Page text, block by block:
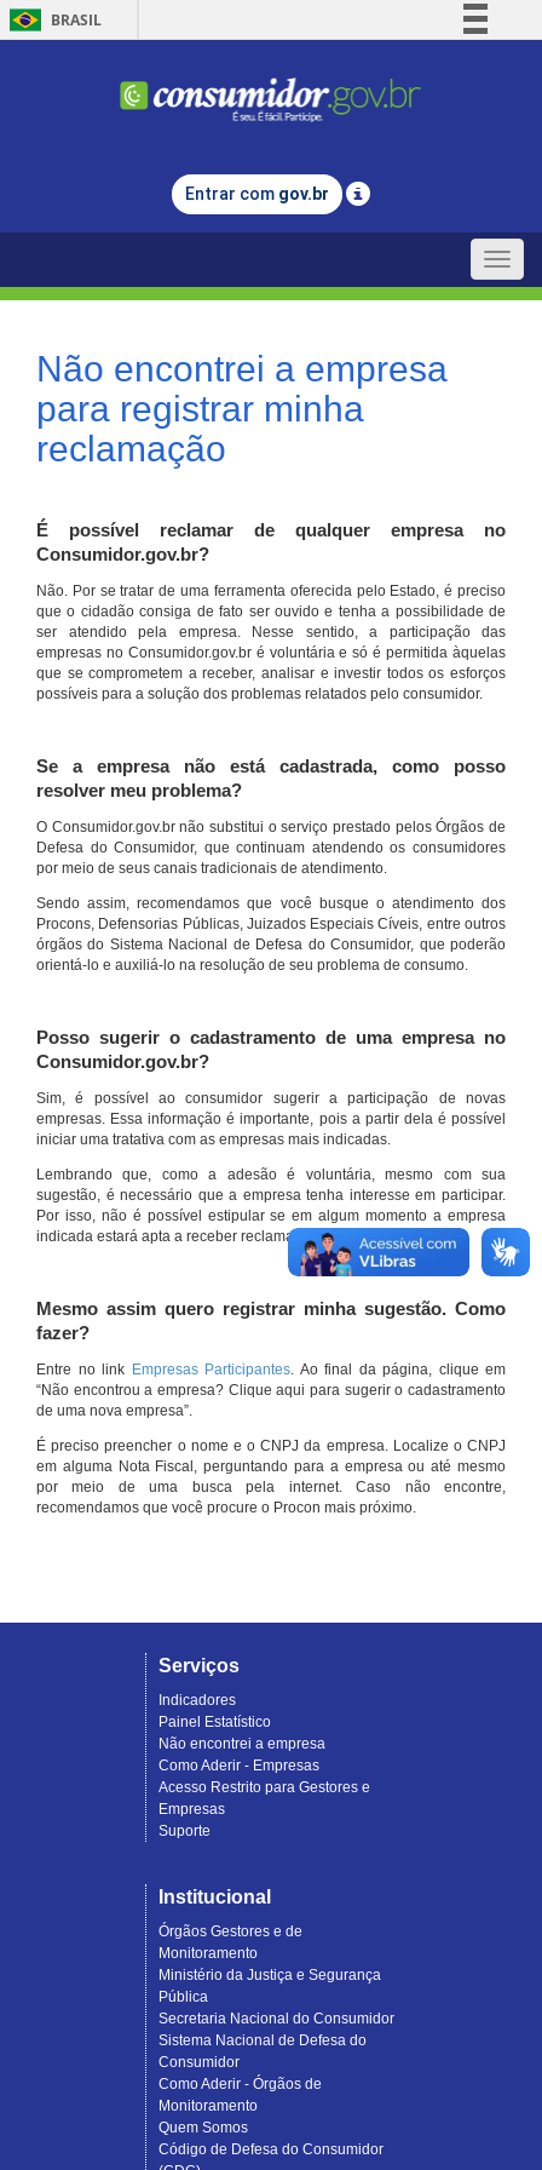
BRASIL
Comunica BR
Legislação
Entrar com gov.br
Toggle
Não encontrei a empresa
para registrar minha
reclamação
É possível reclamar de qualquer empresa no
Consumidor.gov.br?
Não. Por se tratar de uma ferramenta oferecida pelo Estado, é preciso
que o cidadão consiga de fato ser ouvido e tenha a possibilidade de
ser atendido pela empresa. Nesse sentido, a participação das
empresas no Consumidor.gov.br é voluntária e só é permitida àquelas
que se comprometem a receber, analisar e investir todos os esforços
possíveis para a solução dos problemas relatados pelo consumidor.
Se a empresa não está cadastrada, como posso
resolver meu problema?
O Consumidor.gov.br não substitui o serviço prestado pelos Órgãos de
Defesa do Consumidor, que continuam atendendo os consumidores
por meio de seus canais tradicionais de atendimento.
Sendo assim, recomendamos que você busque o atendimento dos
Procons, Defensorias Públicas, Juizados Especiais Cíveis, entre outros
órgãos do Sistema Nacional de Defesa do Consumidor, que poderão
orientá-lo e auxiliá-lo na resolução de seu problema de consumo.
Posso sugerir o cadastramento de uma empresa no
Consumidor.gov.br?
Sim, é possível ao consumidor sugerir a participação de novas
empresas. Essa informação é importante, pois a partir dela é possível
iniciar uma tratativa com as empresas mais indicadas.
Lembrando que, como a adesão é voluntária, mesmo com sua
sugestão, é necessário que a empresa tenha interesse em participar.
Por isso, não é possível estipular se em algum momento a empresa
indicada estará apta a receber reclamações por meio do site.
Mesmo assim quero registrar minha sugestão. Como
fazer?
Entre no link Empresas Participantes. Ao final da página, clique em
“Não encontrou a empresa? Clique aqui para sugerir o cadastramento
de uma nova empresa”.
É preciso preencher o nome e o CNPJ da empresa. Localize o CNPJ
em alguma Nota Fiscal, perguntando para a empresa ou até mesmo
por meio de uma busca pela internet. Caso não encontre,
recomendamos que você procure o Procon mais próximo.
Serviços
Indicadores
Painel Estatístico
Não encontrei a empresa
Como Aderir - Empresas
Acesso Restrito para Gestores e
Empresas
Suporte
Institucional
Órgãos Gestores e de
Monitoramento
Ministério da Justiça e Segurança
Pública
Secretaria Nacional do Consumidor
Sistema Nacional de Defesa do
Consumidor
Como Aderir - Órgãos de
Monitoramento
Quem Somos
Código de Defesa do Consumidor